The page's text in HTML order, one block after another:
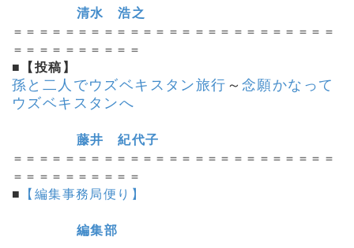
清水 浩之
＝＝＝＝＝＝＝＝＝＝＝＝＝＝＝＝＝＝＝＝＝＝＝＝＝
＝＝＝＝＝＝＝＝＝＝
■【投稿】
孫と二人でウズベキスタン旅行 ～念願かなって
ウズベキスタンへ
藤井 紀代子
＝＝＝＝＝＝＝＝＝＝＝＝＝＝＝＝＝＝＝＝＝＝＝＝＝
＝＝＝＝＝＝＝＝＝＝
■
【編集事務局便り】
編集部